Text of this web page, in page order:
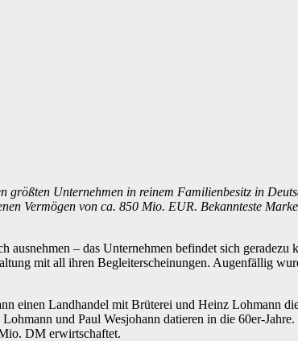
größten Unternehmen in reinem Familienbesitz in
Vermögen von ca. 850 Mio. EUR. Bekannteste
– das Unternehmen befindet sich
mit all ihren Begleiterscheinungen. Augenfällig
einen Landhandel mit Brüterei und Heinz Lohmann
und Paul Wesjohann datieren in die 60er-
DM erwirtschaftet.